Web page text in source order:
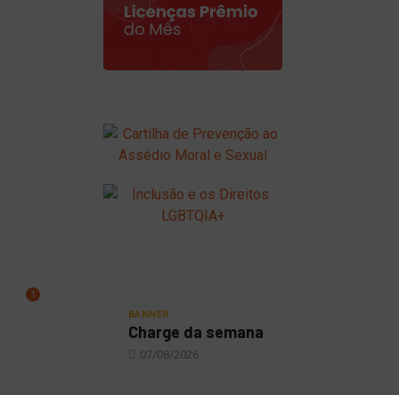
1
BANNER
Charge da semana
07/08/2026